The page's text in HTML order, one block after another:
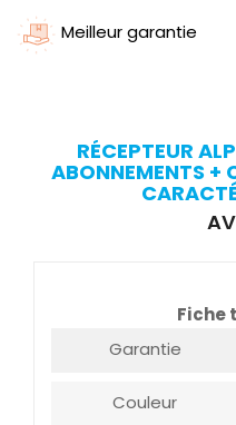
Meilleur garantie
RÉCEPTEUR
ABONNEMENTS +
Fiche
Garantie
Couleur